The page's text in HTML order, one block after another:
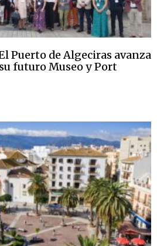
Puerto de Algeciras avanza
futuro Museo y Port